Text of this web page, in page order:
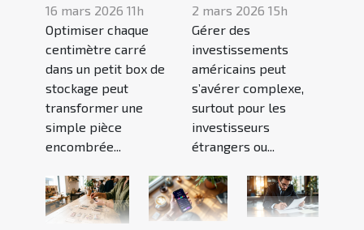
16 mars 2026 11h
Optimiser chaque
centimètre carré
dans un petit box de
stockage peut
transformer une
simple pièce
encombrée...
2 mars 2026 15h
Gérer des
investissements
américains peut
s’avérer complexe,
surtout pour les
investisseurs
étrangers ou...